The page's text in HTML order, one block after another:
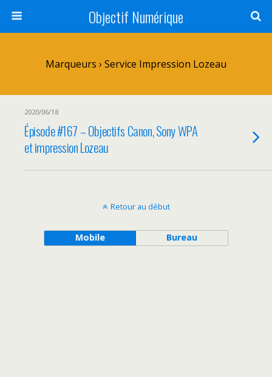
Objectif Numérique
Marqueurs › Service Impression Lozeau
2020/06/18
Épisode #167 – Objectifs Canon, Sony WPA
et impression Lozeau
Retour au début
Mobile Bureau